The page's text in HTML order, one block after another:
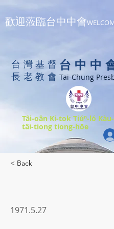
歡迎蒞臨台中中會
台灣基督
長老教會
台中中
Tai-Chung
Tâi-oân Ki-tok Tiúⁿ-ló
tâi-tiong tiong-hōe
< Back
1971.5.27